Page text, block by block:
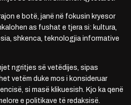
e botë, janë në fokusin kryesor
as fushat e tjera si: kultura,
shkenca, teknologjia informative
ngritjes së vetëdijes, sipas
vetëm duke mos i konsideruar
si masë klikuesish. Kjo ka qenë
e politikave të redaksisë.